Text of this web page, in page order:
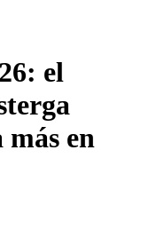
el
más en